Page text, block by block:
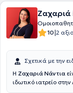
Ζαχαριά
10|2
Σχετικά με την
Η Ζαχαριά Νάντια
ιδωτικό ιατρείο